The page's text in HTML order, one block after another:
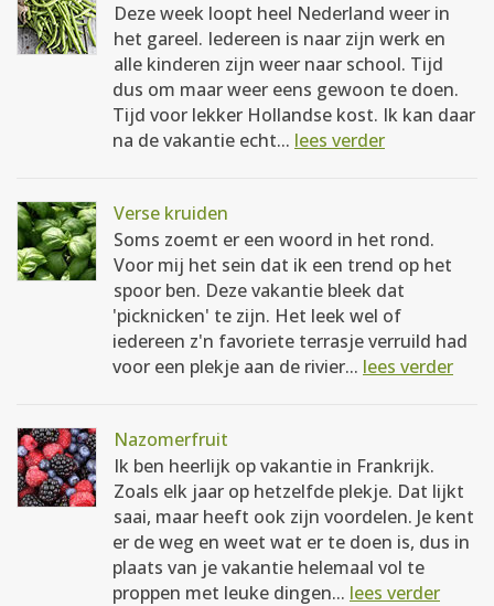
Deze week loopt heel Nederland weer in
het gareel. Iedereen is naar zijn werk en
alle kinderen zijn weer naar school. Tijd
dus om maar weer eens gewoon te doen.
Tijd voor lekker Hollandse kost. Ik kan daar
na de vakantie echt... lees verder
Verse kruiden
Soms zoemt er een woord in het rond.
Voor mij het sein dat ik een trend op het
spoor ben. Deze vakantie bleek dat
'picknicken' te zijn. Het leek wel of
iedereen z'n favoriete terrasje verruild had
voor een plekje aan de rivier... lees verder
Nazomerfruit
Ik ben heerlijk op vakantie in Frankrijk.
Zoals elk jaar op hetzelfde plekje. Dat lijkt
saai, maar heeft ook zijn voordelen. Je kent
er de weg en weet wat er te doen is, dus in
plaats van je vakantie helemaal vol te
proppen met leuke dingen... lees verder